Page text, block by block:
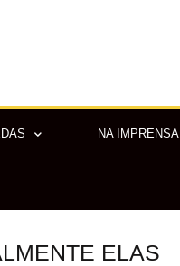
NA IMPRENSA
ELAS